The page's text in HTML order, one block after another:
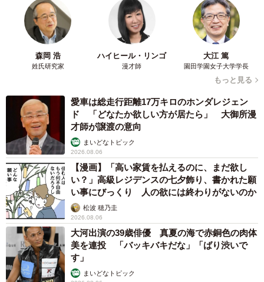
森岡 浩
姓氏研究家
ハイヒール・リンゴ
漫才師
大江 篤
園田学園女子大学学長
もっと見る
愛車は総走行距離17万キロのホンダレジェン
ド 「どなたか欲しい方が居たら」 大御所漫
才師が譲渡の意向
まいどなトピック
2026.08.06
【漫画】「高い家賃を払えるのに、まだ欲し
い？」高級レジデンスの七夕飾り、書かれた願
い事にびっくり 人の欲には終わりがないのか
松波 穂乃圭
2026.08.06
大河出演の39歳俳優 真夏の海で赤銅色の肉体
美を連投 「バッキバキだな」「ばり渋いで
す」
まいどなトピック